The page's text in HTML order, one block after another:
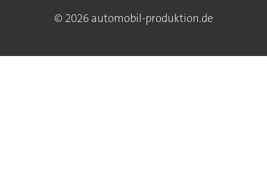
© 2026 automobil-produktion.de